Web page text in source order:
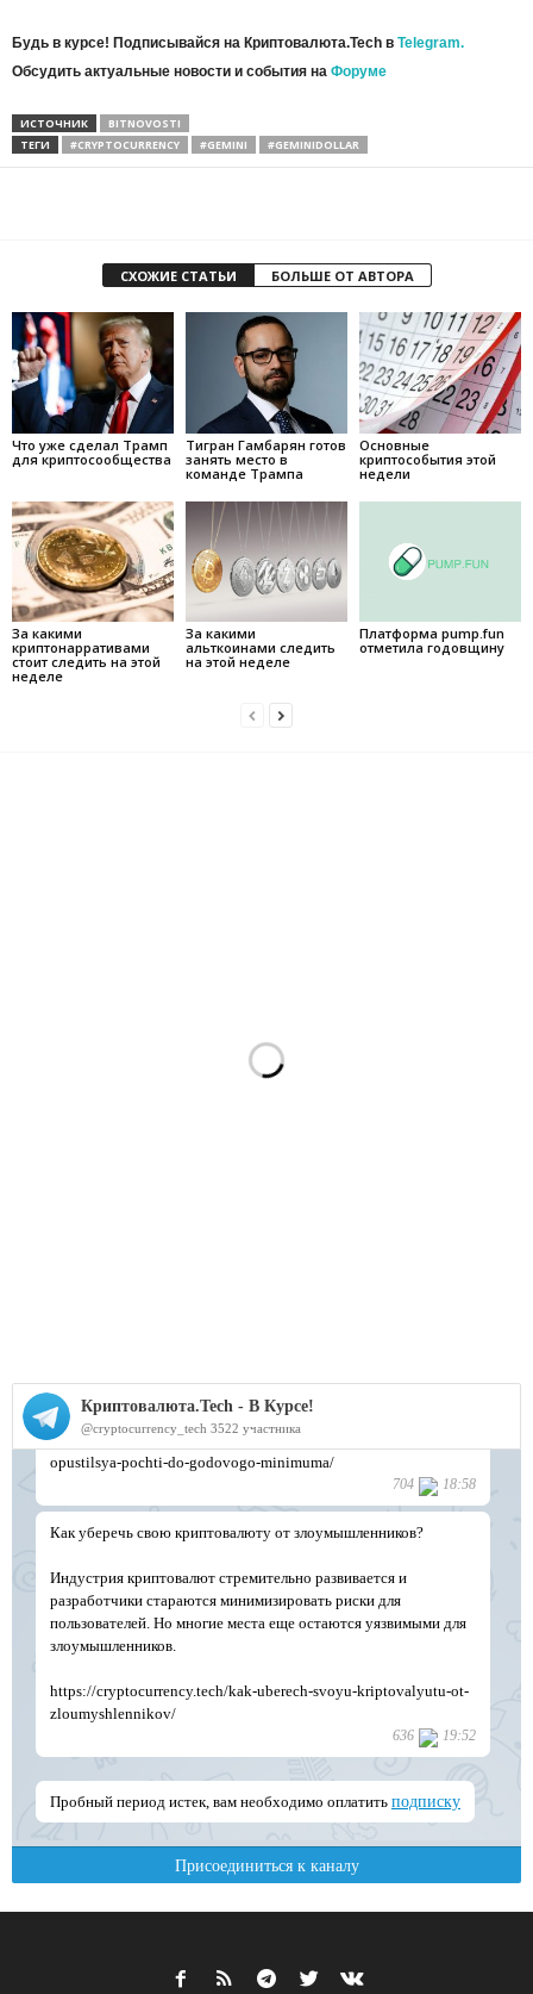
Будь в курсе! Подписывайся на Криптовалюта.Tech в Telegram.
Обсудить актуальные новости и события на Форуме
ИСТОЧНИК
BITNOVOSTI
ТЕГИ
#CRYPTOCURRENCY #GEMINI #GEMINIDOLLAR
СХОЖИЕ СТАТЬИ БОЛЬШЕ ОТ АВТОРА
Что уже сделал Трамп
для криптосообщества
Тигран Гамбарян готов
занять место в
команде Трампа
Основные
криптособытия этой
недели
За какими
криптонарративами
стоит следить на этой
неделе
За какими
альткоинами следить
на этой неделе
Платформа pump.fun
отметила годовщину